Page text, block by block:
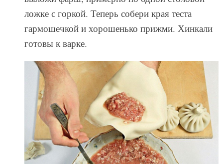
ложке с горкой. Теперь собери края теста
гармошечкой и хорошенько прижми. Хинкали
готовы к варке.